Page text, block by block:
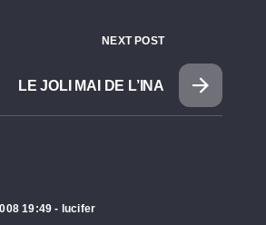
NEXT POST
LE JOLI MAI DE L’INA
19:49 - lucifer